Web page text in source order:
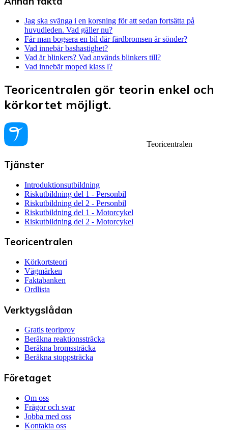
Jag ska svänga i en korsning för att sedan fortsätta på
huvudleden. Vad gäller nu?
Får man bogsera en bil där färdbromsen är sönder?
Vad innebär bashastighet?
Vad är blinkers? Vad används blinkers till?
Vad innebär moped klass l?
Teoricentralen gör teorin enkel och
körkortet möjligt.
Teoricentralen
Tjänster
Introduktionsutbildning
Riskutbildning del 1 - Personbil
Riskutbildning del 2 - Personbil
Riskutbildning del 1 - Motorcykel
Riskutbildning del 2 - Motorcykel
Teoricentralen
Körkortsteori
Vägmärken
Faktabanken
Ordlista
Verktygslådan
Gratis teoriprov
Beräkna reaktionssträcka
Beräkna bromssträcka
Beräkna stoppsträcka
Företaget
Om oss
Frågor och svar
Jobba med oss
Kontakta oss